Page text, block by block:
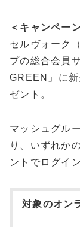
＜キャンペー
セルヴォーク
プの総合会員
GREEN」に
ゼント。
マッシュグル
り、いずれか
ントでログイ
対象のオン